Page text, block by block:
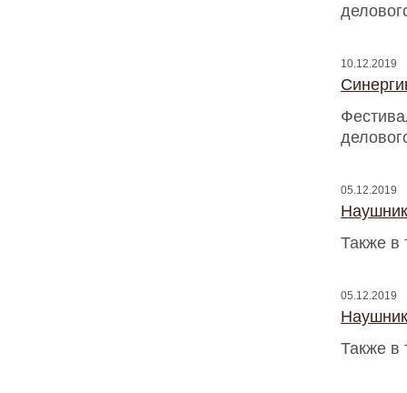
10.12.2019
05.12.2019
Также в
05.12.2019
Также в